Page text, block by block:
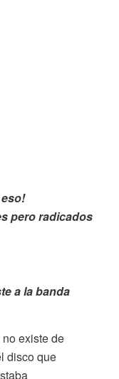
pero radicados
a la banda
no existe de
disco que